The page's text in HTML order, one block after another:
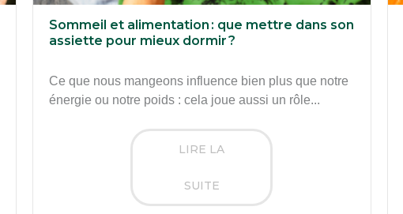
Sommeil et alimentation : que mettre dans son
assiette pour mieux dormir ?
Ce que nous mangeons influence bien plus que notre
énergie ou notre poids : cela joue aussi un rôle...
LIRE LA
SUITE